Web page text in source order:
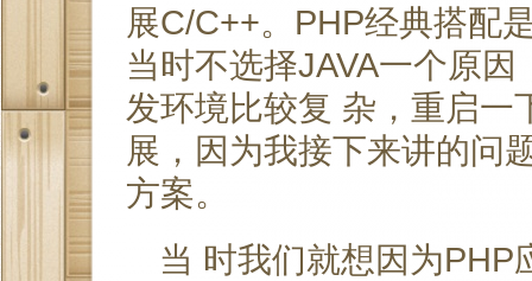
展C/C++。PHP经典搭配
当时不选择JAVA一个原
发环境比较复 杂，重启一
展，因为我接下来讲的问
方案。
当 时我们就想因为PHP